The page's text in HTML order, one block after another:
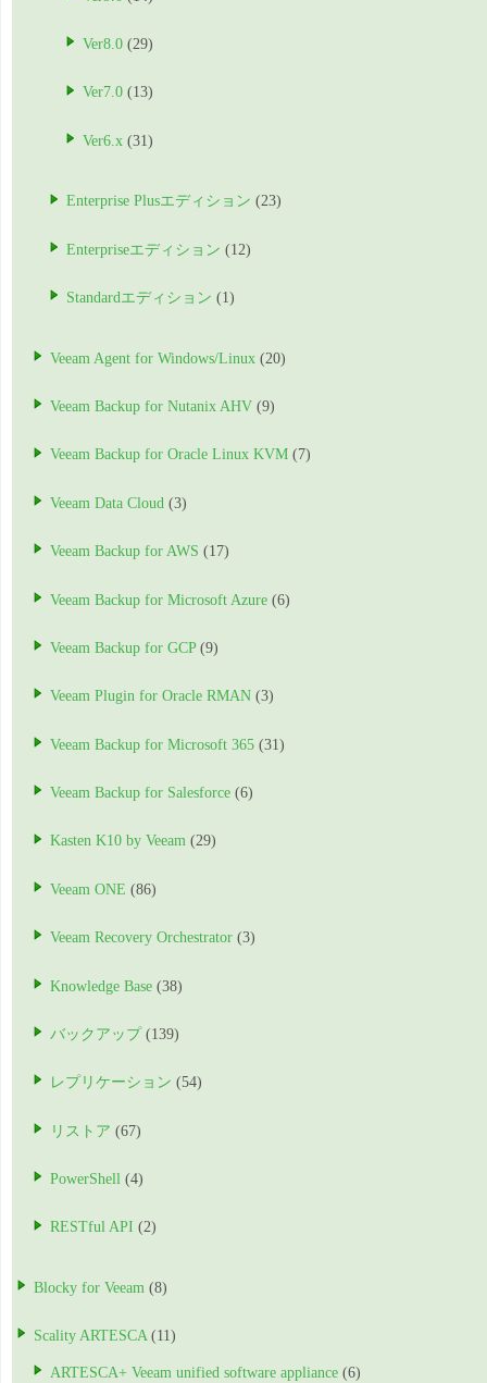
Ver8.0 (29)
Ver7.0 (13)
Ver6.x (31)
Enterprise Plusエディション (23)
Enterpriseエディション (12)
Standardエディション (1)
Veeam Agent for Windows/Linux (20)
Veeam Backup for Nutanix AHV (9)
Veeam Backup for Oracle Linux KVM (7)
Veeam Data Cloud (3)
Veeam Backup for AWS (17)
Veeam Backup for Microsoft Azure (6)
Veeam Backup for GCP(9)
Veeam Plugin for Oracle RMAN (3)
Veeam Backup for Microsoft 365 (31)
Veeam Backup for Salesforce (6)
Kasten K10 by Veeam (29)
Veeam ONE (86)
Veeam Recovery Orchestrator (3)
Knowledge Base (38)
バックアップ (139)
レプリケーション (54)
リストア (67)
PowerShell (4)
RESTful API (2)
Blocky for Veeam (8)
Scality ARTESCA(11)
ARTESCA+ Veeam unified software appliance (6)